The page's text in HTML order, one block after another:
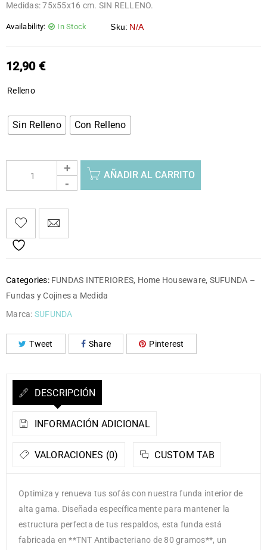
Medidas: 75x55x16 cm. SIN RELLENO.
Availability: In Stock Sku: N/A
12,90 €
Relleno
Sin Relleno Con Relleno
AÑADIR AL CARRITO
Categories: FUNDAS INTERIORES, Home Houseware, SUFUNDA –
Fundas y Cojines a Medida
Marca: SUFUNDA
Tweet Share Pinterest
DESCRIPCIÓN
INFORMACIÓN ADICIONAL
VALORACIONES (0) CUSTOM TAB
Optimiza y renueva tus sofás con nuestra funda interior de
alta gama. Diseñada específicamente para mantener la
estructura perfecta de tus respaldos, esta funda está
fabricada en **TNT Antibacteriano de 80 gramos**, un